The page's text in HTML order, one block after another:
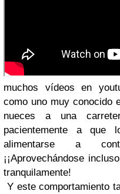
muchos vídeos en
como uno muy conocido
nueces a una
pacientemente a que
alimentarse a
¡¡Aprovechándose
tranquilamente!
Y este comportamiento